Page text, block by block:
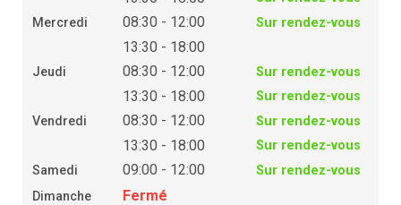
Mercredi
08:30 - 12:00 Sur rendez-vous
13:30 - 18:00
Jeudi 08:30 - 12:00 Sur rendez-vous
13:30 - 18:00
Sur rendez-vous
Vendredi
08:30 - 12:00 Sur rendez-vous
13:30 - 18:00
Sur rendez-vous
Samedi
09:00 - 12:00
Sur rendez-vous
Dimanche
Fermé